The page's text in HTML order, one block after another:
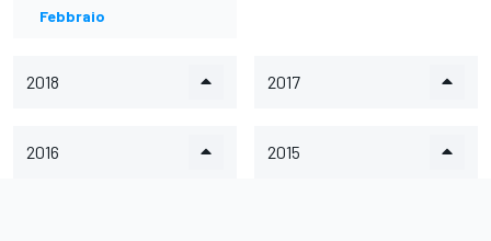
Febbraio
2018 2017
2016 2015